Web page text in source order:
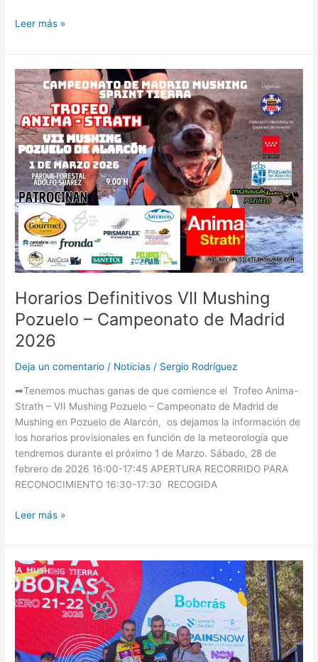
Leer más »
Horarios Definitivos VII Mushing
Pozuelo – Campeonato de Madrid
2026
Deja un comentario / Noticias / Sergio Rodríguez
➡Tenemos muchas ganas de que comience el Trofeo Anima-
Strath – VII Mushing Pozuelo – Campeonato de Madrid de
Mushing en Pozuelo de Alarcón, os dejamos la información de
los horarios provisionales en función de la meteorología que
tendremos durante el próximo 1 de Marzo. Sábado, 28 de
febrero de 2026 16:00-17:45 APERTURA RECORRIDO PARA
RECONOCIMIENTO 16:30-17:30 RECOGIDA
Horarios
Definitivos
VII
Mushing
Pozuelo
–
Campeonato
de
Madrid
2026
Leer más »
Copa
de
España
Mushing
Boborás